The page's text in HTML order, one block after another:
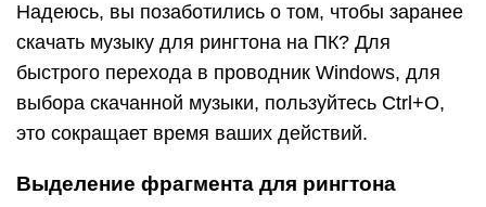
Надеюсь, вы позаботились о том, чтобы заранее
скачать музыку для рингтона на ПК? Для
быстрого перехода в проводник Windows, для
выбора скачанной музыки, пользуйтесь Ctrl+O,
это сокращает время ваших действий.
Выделение фрагмента для рингтона